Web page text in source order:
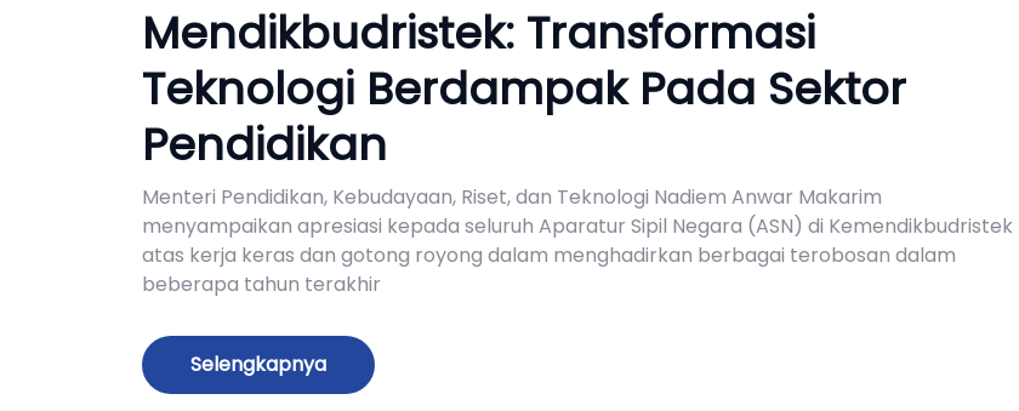
Mendikbudristek: Transformasi
Teknologi Berdampak Pada Sektor
Pendidikan
Menteri Pendidikan, Kebudayaan, Riset, dan Teknologi Nadiem Anwar Makarim
menyampaikan apresiasi kepada seluruh Aparatur Sipil Negara (ASN) di Kemendikbudristek
atas kerja keras dan gotong royong dalam menghadirkan berbagai terobosan dalam
beberapa tahun terakhir
Selengkapnya